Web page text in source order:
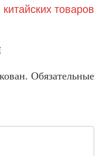
китайских товаров
Обязательные